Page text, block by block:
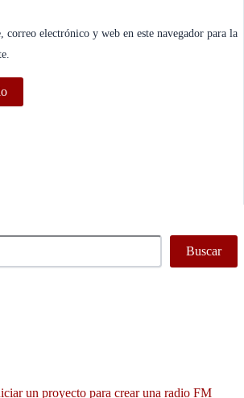
correo electrónico y web en este navegador para la
Buscar
un proyecto para crear una radio FM